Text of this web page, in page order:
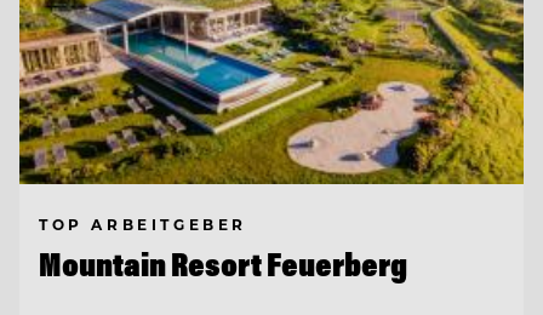
TOP ARBEITGEBER
Mountain Resort Feuerberg